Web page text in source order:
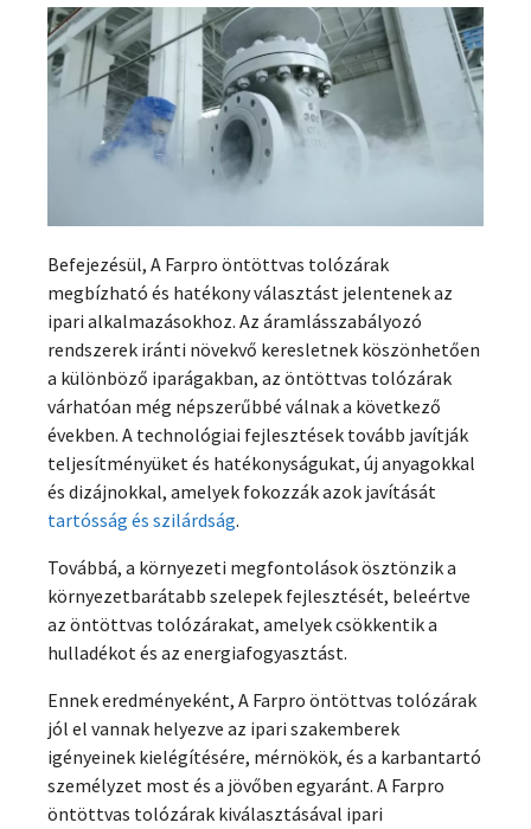
Befejezésül, A Farpro öntöttvas tolózárak
megbízható és hatékony választást jelentenek az
ipari alkalmazásokhoz. Az áramlásszabályozó
rendszerek iránti növekvő keresletnek köszönhetően
a különböző iparágakban, az öntöttvas tolózárak
várhatóan még népszerűbbé válnak a következő
években. A technológiai fejlesztések tovább javítják
teljesítményüket és hatékonyságukat, új anyagokkal
és dizájnokkal, amelyek fokozzák azok javítását
tartósság és szilárdság.
Továbbá, a környezeti megfontolások ösztönzik a
környezetbarátabb szelepek fejlesztését, beleértve
az öntöttvas tolózárakat, amelyek csökkentik a
hulladékot és az energiafogyasztást.
Ennek eredményeként, A Farpro öntöttvas tolózárak
jól el vannak helyezve az ipari szakemberek
igényeinek kielégítésére, mérnökök, és a karbantartó
személyzet most és a jövőben egyaránt. A Farpro
öntöttvas tolózárak kiválasztásával ipari